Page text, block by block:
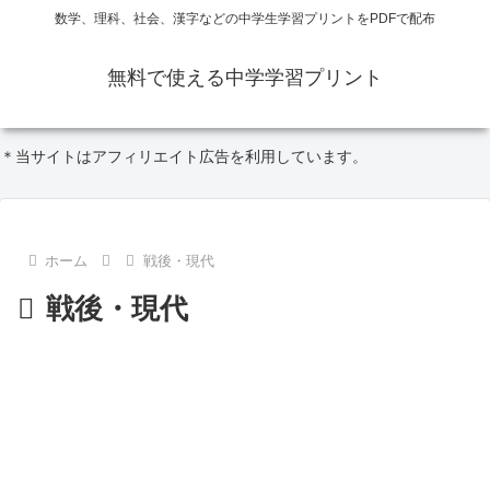
数学、理科、社会、漢字などの中学生学習プリントをPDFで配布
無料で使える中学学習プリント
＊当サイトはアフィリエイト広告を利用しています。
ホーム 戦後・現代
戦後・現代